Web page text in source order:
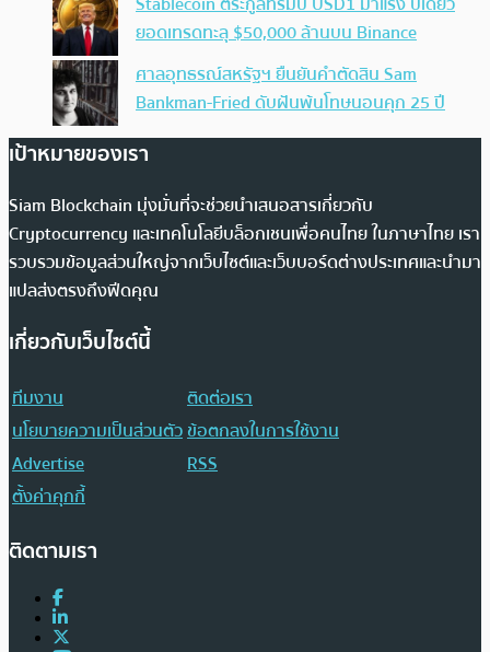
ยอดเทรดทะลุ $50,000 ล้านบน Binance
ศาลอุทธรณ์สหรัฐฯ ยืนยันคำตัดสิน Sam
Bankman-Fried ดับฝันพ้นโทษนอนคุก 25 ปี
เป้าหมายของเรา
Siam Blockchain มุ่งมั่นที่จะช่วยนำเสนอสารเกี่ยวกับ
Cryptocurrency และเทคโนโลยีบล็อกเชนเพื่อคนไทย ในภาษาไทย เรา
รวบรวมข้อมูลส่วนใหญ่จากเว็บไซต์และเว็บบอร์ดต่างประเทศและนำมา
แปลส่งตรงถึงฟีดคุณ
เกี่ยวกับเว็บไซต์นี้
ทีมงาน
ติดต่อเรา
นโยบายความเป็นส่วนตัวข้อตกลงในการใช้งาน
Advertise
RSS
ตั้งค่าคุกกี้
ติดตามเรา